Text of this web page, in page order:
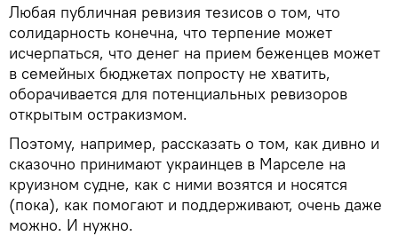
Любая публичная ревизия тезисов о том, что
солидарность конечна, что терпение может
исчерпаться, что денег на прием беженцев может
в семейных бюджетах попросту не хватить,
оборачивается для потенциальных ревизоров
открытым остракизмом.
Поэтому, например, рассказать о том, как дивно и
сказочно принимают украинцев в Марселе на
круизном судне, как с ними возятся и носятся
(пока), как помогают и поддерживают, очень даже
можно. И нужно.